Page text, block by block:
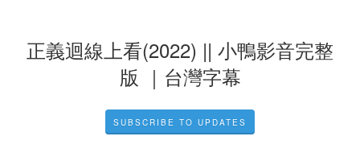
正義迴線上看(2022) || 小鴨影音完整
版 ｜台灣字幕
SUBSCRIBE TO UPDATES